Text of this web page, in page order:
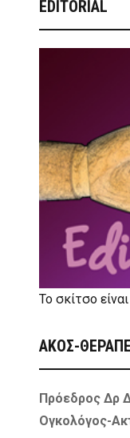
EDITORIAL
Το σκίτσο
ΑΚΟΣ-
Πρόεδρος Δρ
Ογκολόγος-